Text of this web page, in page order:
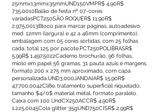
25mmx13mmx35mmUND150VMPR$ 4,90R$
735,0010Balão de festa nº 07-cores
variadasPCT250SÃO ROQUER$ 11,90R$
2.975,0013Bloco para marcar páginas, autoadesivo,
med. 12mm (largura) e 42 a 46mm (comprimento),
embalagem com 05 cores sortidas, com 25 folhas
cada, total 125 por pacote.PCT250POLIBRASR$
5,99R$ 1.497,5022Caderno brochurão, 96 folhas,
miolo em papel 56 gramas, 31 pauta azuis e margens,
formato 200 x 275 mm aproximado, com capa
personalizada.UND3.000JANDAIAR$ 15,90R$
47.700,0042Cliße, tratamento superficial niquelado,
tamanho $4/0$ material metal, formato paralelo.
Caixa com 100 UndCX250ACCR$ 4,90R$
1.225,0045Cola glitter 35gUND750CISR$ 2,99R$